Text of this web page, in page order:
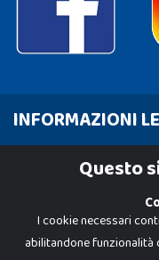
INFORMAZIONI
Cookie PolicyQuesto
I cookie necessari
abilitandone funzionalità